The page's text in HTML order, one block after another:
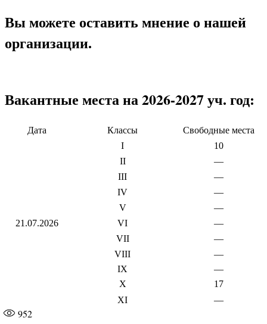
Вы можете оставить мнение о нашей
организации.
Вакантные места на 2026-2027 уч. год:
Дата Классы Свободные места
21.07.2026
I
10
II
—
III
—
IV
—
V
—
VI
—
VII
—
VIII
—
IX
—
X
17
XI
—
952